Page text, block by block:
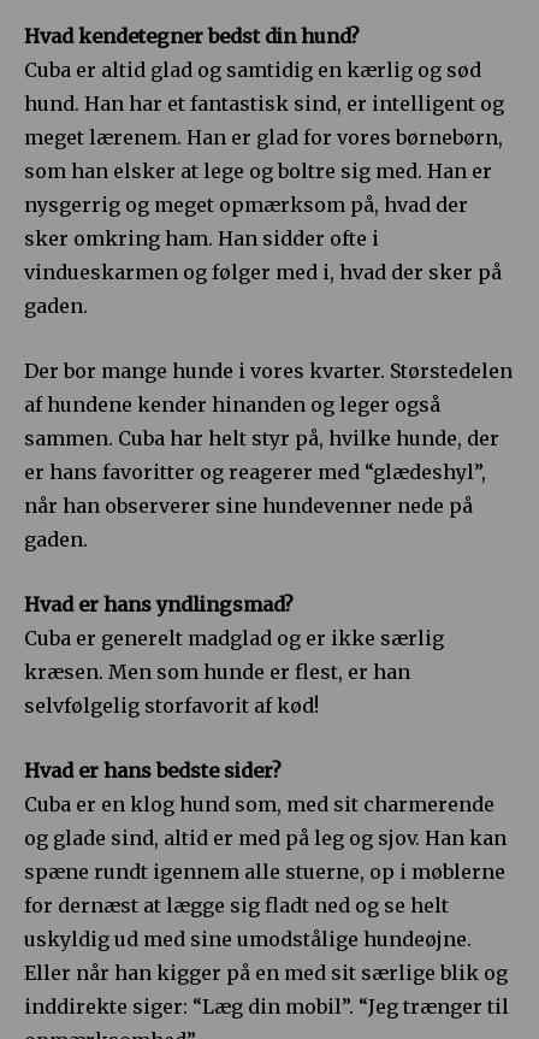
Hvad kendetegner bedst din hund?
Cuba er altid glad og samtidig en kærlig og sød
hund. Han har et fantastisk sind, er intelligent og
meget lærenem. Han er glad for vores børnebørn,
som han elsker at lege og boltre sig med. Han er
nysgerrig og meget opmærksom på, hvad der
sker omkring ham. Han sidder ofte i
vindueskarmen og følger med i, hvad der sker på
gaden.
Der bor mange hunde i vores kvarter. Størstedelen
af hundene kender hinanden og leger også
sammen. Cuba har helt styr på, hvilke hunde, der
er hans favoritter og reagerer med “glædeshyl”,
når han observerer sine hundevenner nede på
gaden.
Hvad er hans yndlingsmad?
Cuba er generelt madglad og er ikke særlig
kræsen. Men som hunde er flest, er han
selvfølgelig storfavorit af kød!
Hvad er hans bedste sider?
Cuba er en klog hund som, med sit charmerende
og glade sind, altid er med på leg og sjov. Han kan
spæne rundt igennem alle stuerne, op i møblerne
for dernæst at lægge sig fladt ned og se helt
uskyldig ud med sine umodstålige hundeøjne.
Eller når han kigger på en med sit særlige blik og
inddirekte siger: “Læg din mobil”. “Jeg trænger til